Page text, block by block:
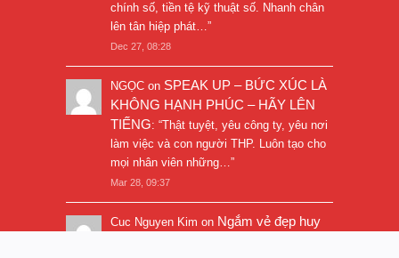
chính số, tiền tệ kỹ thuật số. Nhanh chân
lên tân hiệp phát…”
Dec 27, 08:28
NGỌC on SPEAK UP – BỨC XÚC LÀ
KHÔNG HẠNH PHÚC – HÃY LÊN
TIẾNG: “Thật tuyệt, yêu công ty, yêu nơi
làm việc và con người THP. Luôn tạo cho
mọi nhân viên những…”
Mar 28, 09:37
Cuc Nguyen Kim on Ngắm vẻ đẹp huy